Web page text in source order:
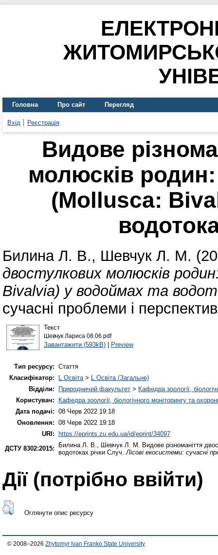
Головна Про сайт Перегляд
Вхід Реєстрація
Видове
молюсків
(Mollusca:
Билина Л. В., Шевчук Л. М.
двостулкових молюсків
Bivalvia) у водоймах та
сучасні проблеми і
Текст
Шевчук Лариса 08.06.pdf
Завантажити (593kB)| Preview
Тип ресурсу: Стаття
Класифікатор:
L Освіта> L Освіта (Загальне)
Відділи:
Природничий факультет > Кафедра зоології,
Користувач:
Кафедра зоології, біологічного моніторингу та
Дата подачі: 08 Черв 2022 19:18
Оновлення: 08 Черв 2022 19:18
URI:
https://eprints.zu.edu.ua/id/eprint/34097
ДСТУ 8302:2015:
Билина Л. В., Шевчук Л. М. Видове різноманіття
водотоках річки Случ.Лісові екосистеми: сучасні
Дії ​​(потрібно ввійти)
Оглянути опис ресурсу
© 2008–2026 Zhytomyr Ivan Franko State University